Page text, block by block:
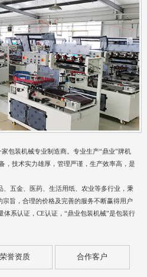
包装机械专业制造商。专业生产“鼎业”牌机
，技术实力雄厚，管理严谨，生产效率高，是
、五金、医药、生活用纸、农业等多行业，秉
宗旨，合理的价格及完善的服务不断赢得用户
体系认证，CE认证，“鼎业包装机械”是包装行
荣誉资质 合作客户